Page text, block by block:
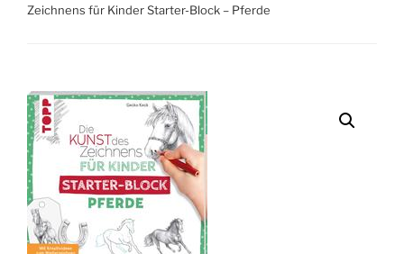
Zeichnens für Kinder Starter-Block – Pferde